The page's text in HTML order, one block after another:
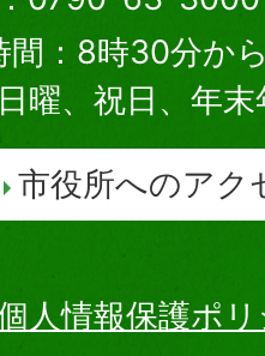
間：8時30分か
日曜、祝日、年
市役所へのアク
人情報保護ポ